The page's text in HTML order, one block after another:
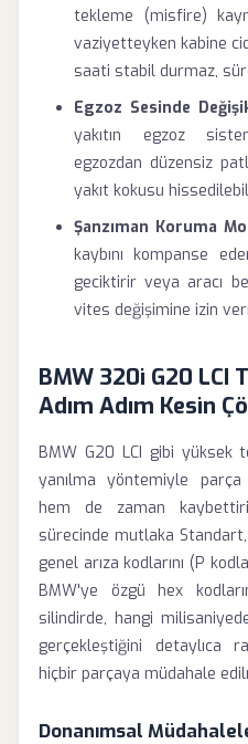
tekleme (misfire)
vaziyetteyken kabine
saati stabil durmaz,
Egzoz Sesinde
yakıtın egzoz
egzozdan düzensiz
yakıt kokusu
Şanzıman Koruma
kaybını kompanse
geciktirir veya aracı
vites değişimine izin
BMW 320i G20 LCI
Adım Adım Kesin
BMW G20 LCI gibi yüksek
yanılma yöntemiyle
hem de zaman
sürecinde mutlaka
genel arıza kodlarını (P
BMW'ye özgü hex
silindirde, hangi
gerçekleştiğini detaylıca
hiçbir parçaya müdahale
Donanımsal